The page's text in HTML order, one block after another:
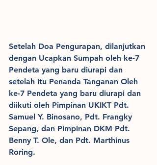
Setelah Doa Pengurapan, dilanjutkan
dengan Ucapkan Sumpah oleh ke-7
Pendeta yang baru diurapi dan
setelah itu Penanda Tanganan Oleh
ke-7 Pendeta yang baru diurapi dan
diikuti oleh Pimpinan UKIKT Pdt.
Samuel Y. Binosano, Pdt. Frangky
Sepang, dan Pimpinan DKM Pdt.
Benny T. Ole, dan Pdt. Marthinus
Roring.